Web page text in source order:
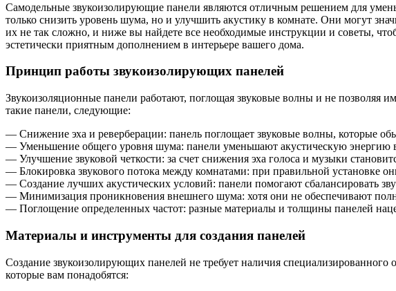
Самодельные звукоизолирующие панели являются отличным решением для
только снизить уровень шума, но и улучшить акустику в комнате. Они могут
их не так сложно, и ниже вы найдете все необходимые инструкции и советы,
эстетически приятным дополнением в интерьере вашего дома.
Принцип работы звукоизолирующих панелей
Звукоизоляционные панели работают, поглощая звуковые волны и не позволяя
такие панели, следующие:
— Снижение эха и реверберации: панель поглощает звуковые волны, которые
— Уменьшение общего уровня шума: панели уменьшают акустическую энергию в
— Улучшение звуковой четкости: за счет снижения эха голоса и музыки
— Блокировка звукового потока между комнатами: при правильной установке
— Создание лучших акустических условий: панели помогают сбалансировать
— Минимизация проникновения внешнего шума: хотя они не обеспечивают
— Поглощение определенных частот: разные материалы и толщины панелей
Материалы и инструменты для создания панелей
Создание звукоизолирующих панелей не требует наличия
которые вам понадобятся: